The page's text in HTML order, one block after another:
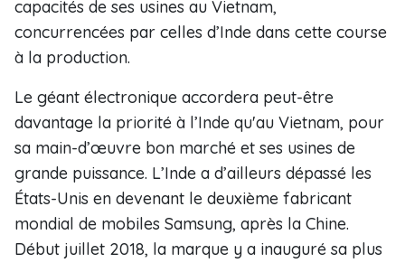
capacités de ses usines au Vietnam,
concurrencées par celles d’Inde dans cette course
à la production.
Le géant électronique accordera peut-être
davantage la priorité à l’Inde qu'au Vietnam, pour
sa main-d’œuvre bon marché et ses usines de
grande puissance. L’Inde a d’ailleurs dépassé les
États-Unis en devenant le deuxième fabricant
mondial de mobiles Samsung, après la Chine.
Début juillet 2018, la marque y a inauguré sa plus